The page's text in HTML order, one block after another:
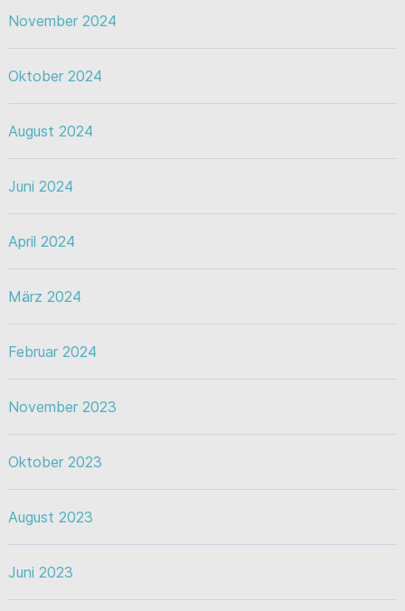
November 2024
Oktober 2024
August 2024
Juni 2024
April 2024
März 2024
Februar 2024
November 2023
Oktober 2023
August 2023
Juni 2023